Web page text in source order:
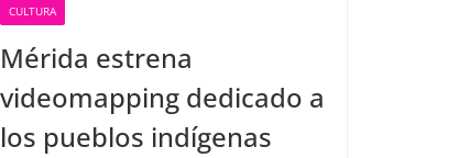
CULTURA
Mérida estrena
videomapping dedicado a
los pueblos indígenas